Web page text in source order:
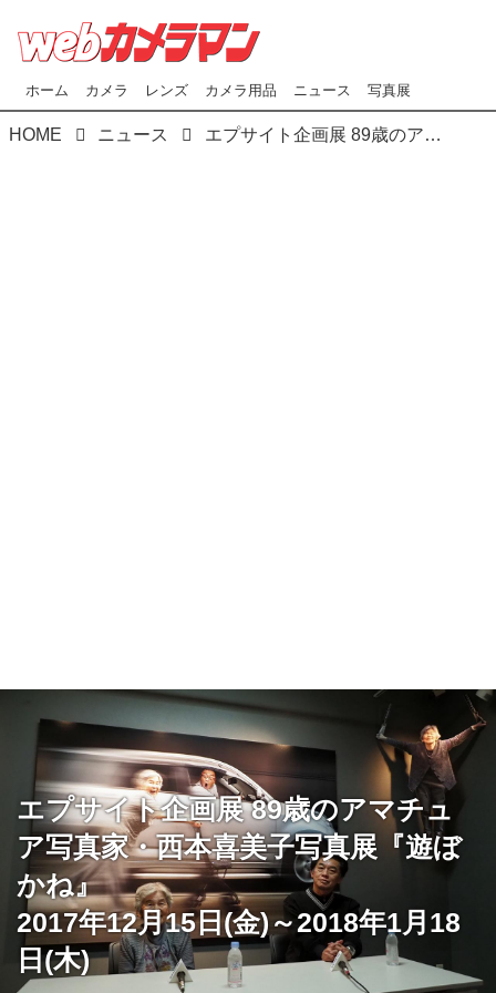
ホーム カメラ レンズ カメラ用品 ニュース 写真展
HOME ニュース エプサイト企画展 89歳のアマチュア写真家・西本喜美子写真展『遊ぼかね』 2017年12月15日(金)～2018年1月18日(木)
エプサイト企画展 89歳のアマチュ
ア写真家・西本喜美子写真展『遊ぼ
かね』
2017年12月15日(金)～2018年1月18
日(木)